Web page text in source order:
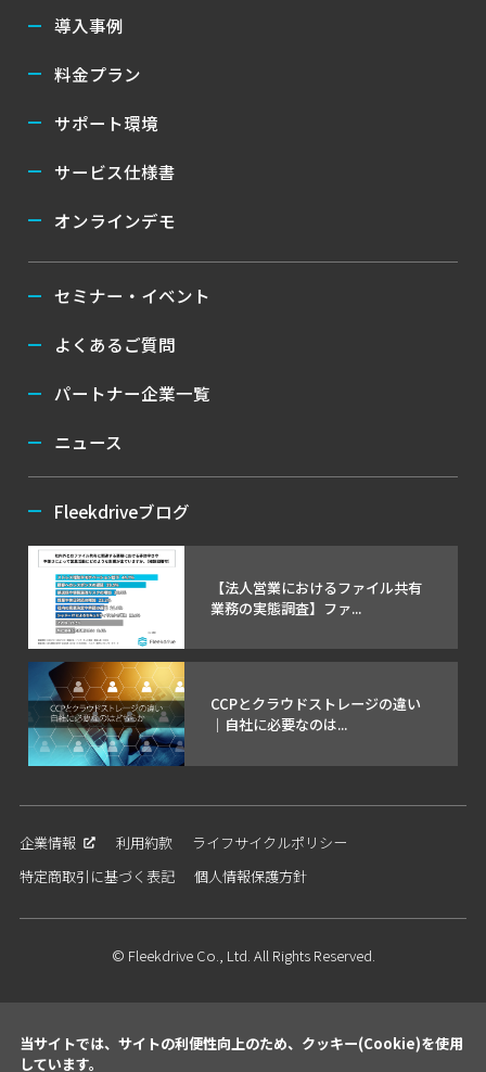
導入事例
料金プラン
サポート環境
サービス仕様書
オンラインデモ
セミナー・イベント
よくあるご質問
パートナー企業一覧
ニュース
Fleekdriveブログ
【法人営業におけるファイル共有
業務の実態調査】ファ...
CCPとクラウドストレージの違い
｜自社に必要なのは...
企業情報 利用約款
ライフサイクルポリシー
特定商取引に基づく表記
個人情報保護方針
© Fleekdrive Co., Ltd. All Rights Reserved.
当サイトでは、サイトの利便性向上のため、クッキー(Cookie)を使用
しています。